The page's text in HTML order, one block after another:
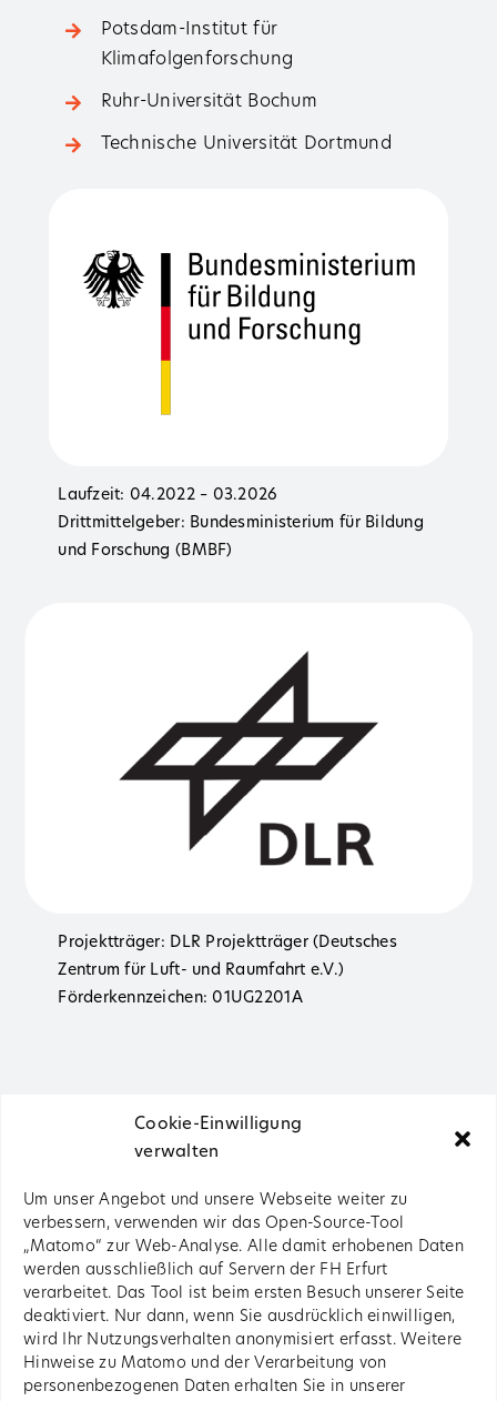
Cookie-Einwilligung
verwalten
Um unser Angebot und unsere Webseite weiter zu
verbessern, verwenden wir das Open-Source-Tool
„Matomo“ zur Web-Analyse. Alle damit erhobenen Daten
werden ausschließlich auf Servern der FH Erfurt
verarbeitet. Das Tool ist beim ersten Besuch unserer Seite
deaktiviert. Nur dann, wenn Sie ausdrücklich einwilligen,
wird Ihr Nutzungsverhalten anonymisiert erfasst. Weitere
Hinweise zu Matomo und der Verarbeitung von
personenbezogenen Daten erhalten Sie in unserer
Potsdam-Institut für
Klimafolgenforschung
Ruhr-Universität Bochum
Technische Universität Dortmund
Laufzeit: 04.2022 – 03.2026
Drittmittelgeber: Bundesministerium für Bildung
und Forschung (BMBF)
Projektträger: DLR Projektträger (Deutsches
Zentrum für Luft- und Raumfahrt e.V.)
Förderkennzeichen: 01UG2201A
Impressum
Datenschutz
Copyright LoKoNet 2022 - 2022